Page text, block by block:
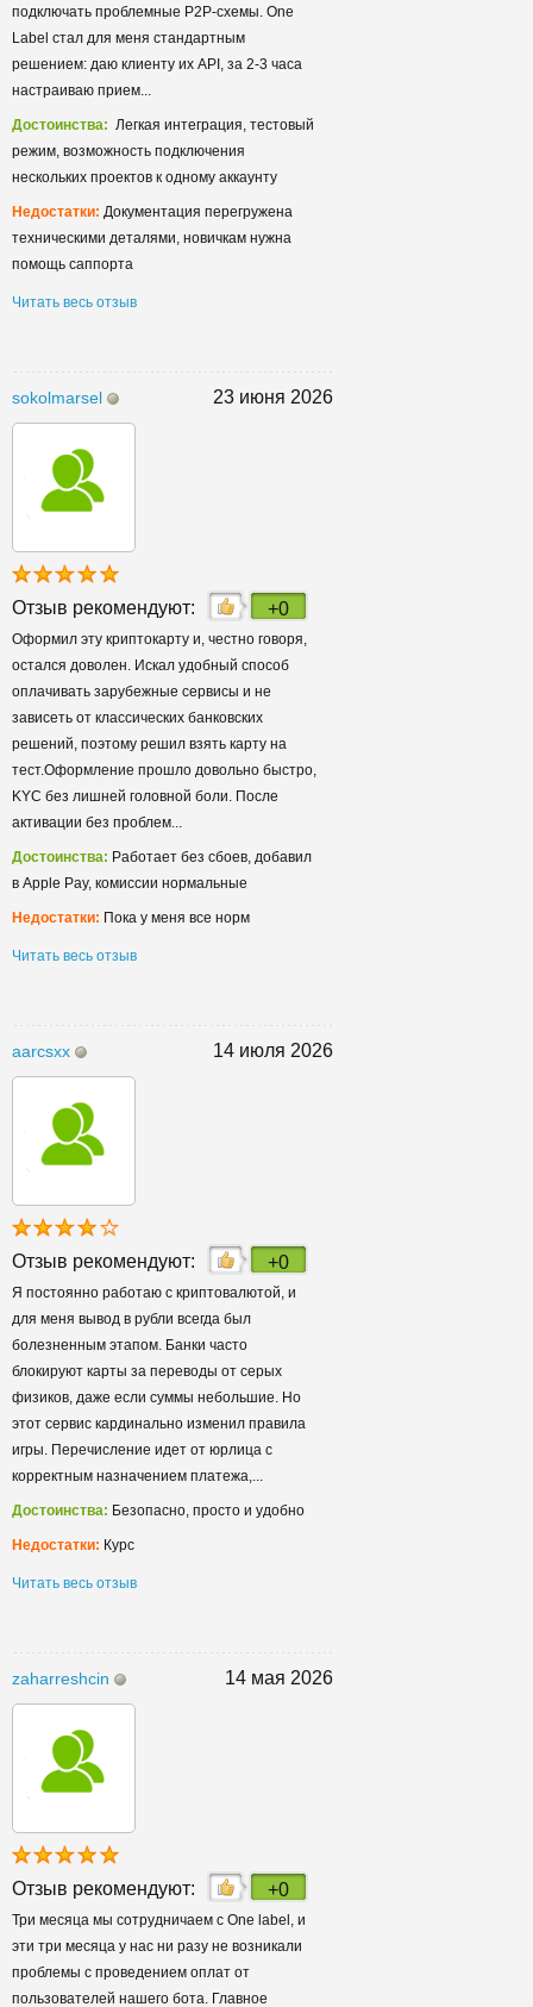
подключать проблемные P2P-схемы. One
Label стал для меня стандартным
решением: даю клиенту их API, за 2-3 часа
настраиваю прием...
Достоинства: Легкая интеграция, тестовый
режим, возможность подключения
нескольких проектов к одному аккаунту
Недостатки: Документация перегружена
техническими деталями, новичкам нужна
помощь саппорта
Читать весь отзыв
sokolmarsel 23 июня 2026
Отзыв рекомендуют: +0
Оформил эту криптокарту и, честно говоря,
остался доволен. Искал удобный способ
оплачивать зарубежные сервисы и не
зависеть от классических банковских
решений, поэтому решил взять карту на
тест.Оформление прошло довольно быстро,
KYC без лишней головной боли. После
активации без проблем...
Достоинства: Работает без сбоев, добавил
в Apple Pay, комиссии нормальные
Недостатки: Пока у меня все норм
Читать весь отзыв
aarcsxx 14 июля 2026
Отзыв рекомендуют: +0
Я постоянно работаю с криптовалютой, и
для меня вывод в рубли всегда был
болезненным этапом. Банки часто
блокируют карты за переводы от серых
физиков, даже если суммы небольшие. Но
этот сервис кардинально изменил правила
игры. Перечисление идет от юрлица с
корректным назначением платежа,...
Достоинства: Безопасно, просто и удобно
Недостатки: Курс
Читать весь отзыв
zaharreshcin 14 мая 2026
Отзыв рекомендуют: +0
Три месяца мы сотрудничаем с One label, и
эти три месяца у нас ни разу не возникали
проблемы с проведением оплат от
пользователей нашего бота. Главное